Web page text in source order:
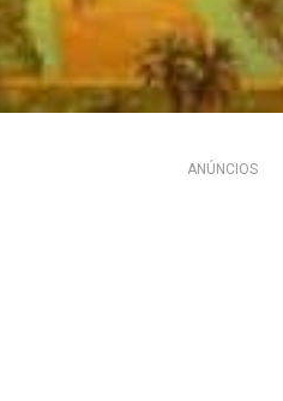
ANÚNCIOS